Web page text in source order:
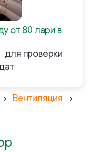
от 80 лари в
для проверки
Вентиляция